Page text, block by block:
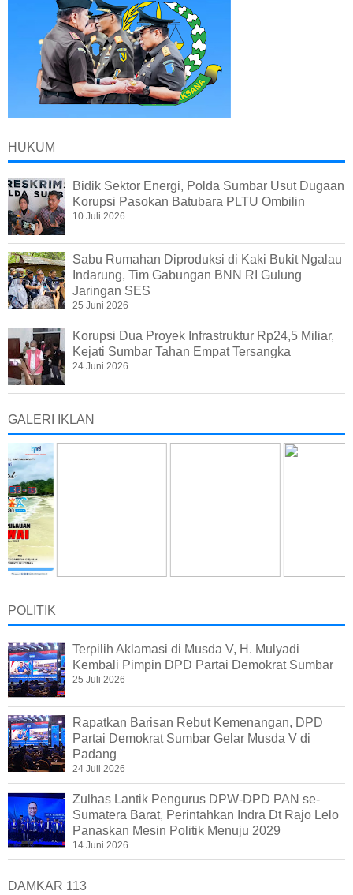
HUKUM
Bidik Sektor Energi, Polda Sumbar Usut Dugaan
Korupsi Pasokan Batubara PLTU Ombilin
10 Juli 2026
Sabu Rumahan Diproduksi di Kaki Bukit Ngalau
Indarung, Tim Gabungan BNN RI Gulung
Jaringan SES
25 Juni 2026
Korupsi Dua Proyek Infrastruktur Rp24,5 Miliar,
Kejati Sumbar Tahan Empat Tersangka
24 Juni 2026
GALERI IKLAN
POLITIK
Terpilih Aklamasi di Musda V, H. Mulyadi
Kembali Pimpin DPD Partai Demokrat Sumbar
25 Juli 2026
Rapatkan Barisan Rebut Kemenangan, DPD
Partai Demokrat Sumbar Gelar Musda V di
Padang
24 Juli 2026
Zulhas Lantik Pengurus DPW-DPD PAN se-
Sumatera Barat, Perintahkan Indra Dt Rajo Lelo
Panaskan Mesin Politik Menuju 2029
14 Juni 2026
DAMKAR 113